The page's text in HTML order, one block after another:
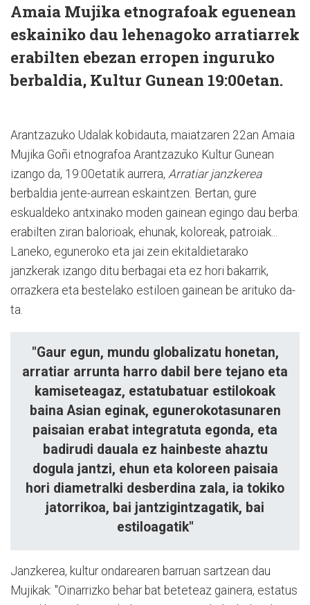
Amaia Mujika etnografoak eguenean
eskainiko dau lehenagoko arratiarrek
erabilten ebezan erropen inguruko
berbaldia, Kultur Gunean 19:00etan.
Arantzazuko Udalak kobidauta, maiatzaren 22an Amaia
Mujika Goñi etnografoa Arantzazuko Kultur Gunean
izango da, 19:00etatik aurrera, Arratiar janzkerea
berbaldia jente-aurrean eskaintzen. Bertan, gure
eskualdeko antxinako moden gainean egingo dau berba:
erabilten ziran balorioak, ehunak, koloreak, patroiak...
Laneko, eguneroko eta jai zein ekitaldietarako
janzkerak izango ditu berbagai eta ez hori bakarrik,
orrazkera eta bestelako estiloen gainean be arituko da-
ta.
"Gaur egun, mundu globalizatu honetan,
arratiar arrunta harro dabil bere tejano eta
kamiseteagaz, estatubatuar estilokoak
baina Asian eginak, egunerokotasunaren
paisaian erabat integratuta egonda, eta
badirudi dauala ez hainbeste ahaztu
dogula jantzi, ehun eta koloreen paisaia
hori diametralki desberdina zala, ia tokiko
jatorrikoa, bai jantzigintzagatik, bai
estiloagatik"
Janzkerea, kultur ondarearen barruan sartzean dau
Mujikak: "Oinarrizko behar bat beteteaz gainera, estatus